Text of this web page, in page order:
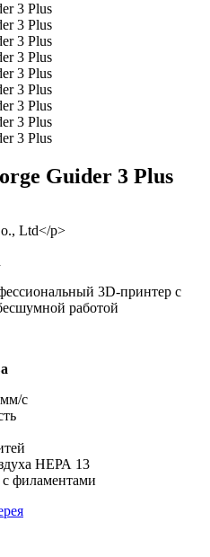
Guider 3 Plus
3D-принтер с
работой
с
НЕРА 13
филаментами